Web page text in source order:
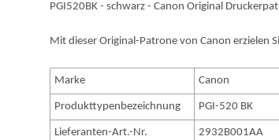
PGI520BK - schwarz - Canon Original
Mit dieser Original-Patrone von Canon erzielen
Marke Canon
Produkttypenbezeichnung PGI-520 BK
Lieferanten-Art.-Nr. 2932B001AA